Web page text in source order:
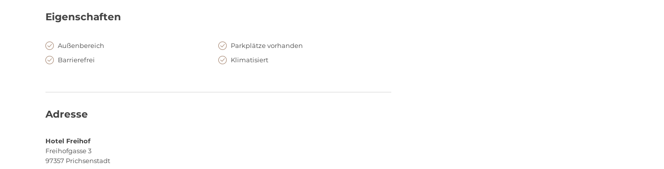
Eigenschaften
Außenbereich
Parkplätze vorhanden
Barrierefrei
Klimatisiert
Adresse
Hotel Freihof
Freihofgasse 3
97357 Prichsenstadt